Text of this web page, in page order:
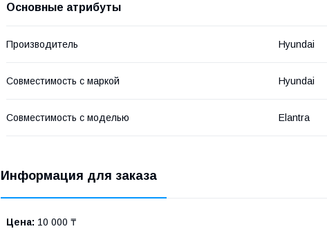
Основные атрибуты
Производитель Hyundai
Совместимость с маркой Hyundai
Совместимость с моделью Elantra
Информация для заказа
Цена: 10 000 ₸